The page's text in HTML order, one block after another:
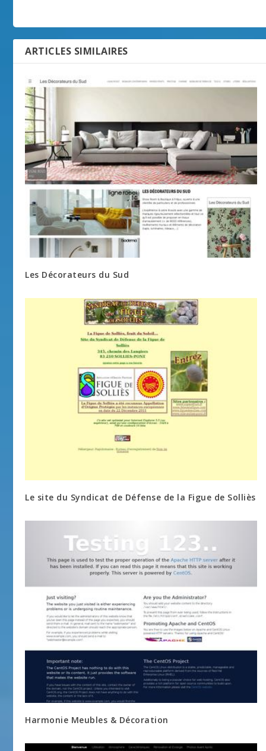
ARTICLES SIMILAIRES
Les Décorateurs du Sud
Le site du Syndicat de Défense de la Figue de Solliès
Harmonie Meubles & Décoration